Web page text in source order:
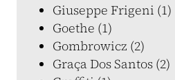
Giuseppe Frigeni (1)
Goethe (1)
Gombrowicz (2)
Graça Dos Santos (2)